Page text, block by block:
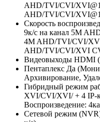
AHD/TVI/CVI/
AHD/TVI/CVI/
Скорость
9к/с на канал 5M
4M AHD/TVI/CVI/
AHD/TVI/CVI/XVI
Видеовыходы HDMI
Пентаплекс Да
Архивирование,
Гибридный режим
XVI/CVI/XVI/ + 4 IP-
Воспроизведение:
Сетевой режим